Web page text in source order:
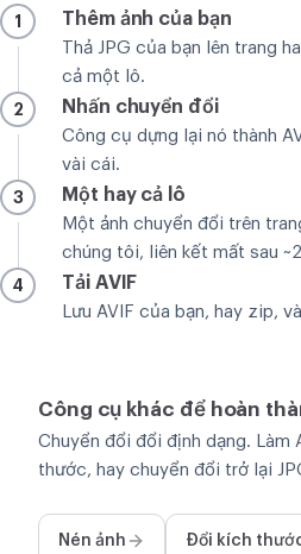
1 Thêm ảnh của bạn
Thả JPG của bạn lên trang
cả một lô.
2 Nhấn chuyển đổi
Công cụ dựng lại nó thành
vài cái.
3 Một hay cả lô
Một ảnh chuyển đổi trên
chúng tôi, liên kết mất sau
4 Tải AVIF
Lưu AVIF của bạn, hay zip,
Công cụ khác để hoàn
Chuyển đổi đổi định dạng. Làm
thước, hay chuyển đổi trở lại
Nén ảnh Đổi kích